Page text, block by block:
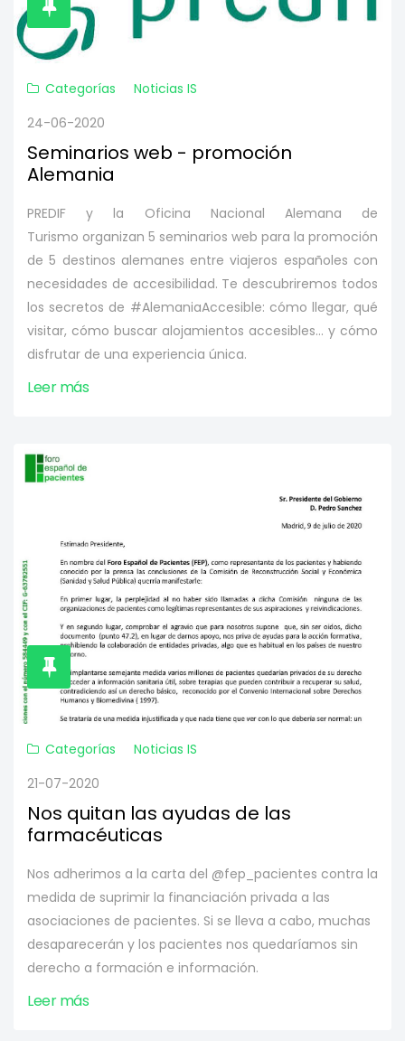
Categorías
Noticias IS
24-06-2020
Seminarios web - promoción
Alemania
PREDIF y la Oficina Nacional Alemana de
Turismo organizan 5 seminarios web para la promoción
de 5 destinos alemanes entre viajeros españoles con
necesidades de accesibilidad. Te descubriremos todos
los secretos de #AlemaniaAccesible: cómo llegar, qué
visitar, cómo buscar alojamientos accesibles... y cómo
disfrutar de una experiencia única.
Leer más
Categorías
Noticias IS
21-07-2020
Nos quitan las ayudas de las
farmacéuticas
Nos adherimos a la carta del @fep_pacientes contra la
medida de suprimir la financiación privada a las
asociaciones de pacientes. Si se lleva a cabo, muchas
desaparecerán y los pacientes nos quedaríamos sin
derecho a formación e información.
Leer más